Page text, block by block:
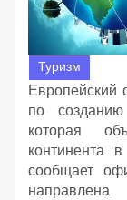
Туризм
Европейский
по
которая
континента
сообщает